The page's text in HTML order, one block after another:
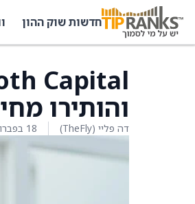
חדשות שוק ההון
והותירו מחיר
דה פליי (TheFly) 18 בפברואר 2026